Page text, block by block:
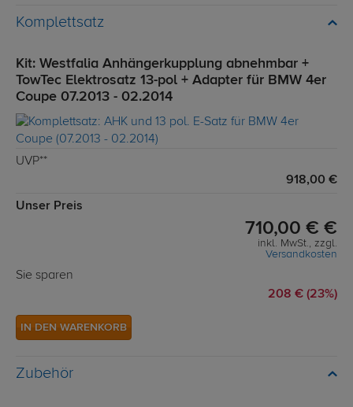
Komplettsatz
Kit: Westfalia Anhängerkupplung abnehmbar +
TowTec Elektrosatz 13-pol + Adapter für BMW 4er
Coupe 07.2013 - 02.2014
UVP**
918,00 €
Unser Preis
710,00 € €
inkl. MwSt., zzgl.
Versandkosten
Sie sparen
208 € (23%)
IN DEN WARENKORB
Zubehör